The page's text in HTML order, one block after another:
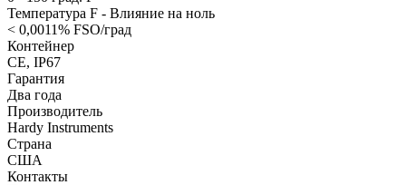
Температура F - Влияние на ноль
< 0,0011% FSO/град
Контейнер
CE, IP67
Гарантия
Два года
Производитель
Hardy Instruments
Страна
США
Контакты